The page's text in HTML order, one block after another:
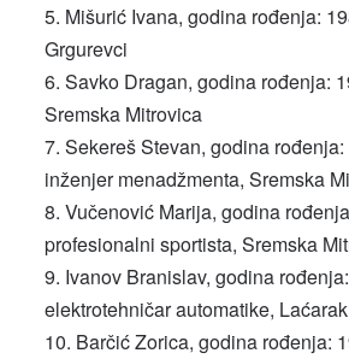
Mišurić Ivana, godina rođenja:
Grgurevci
Savko Dragan, godina rođenja:
Sremska Mitrovica
Sekereš Stevan, godina
inženjer menadžmenta, Sremska
Vučenović Marija, godina
profesionalni sportista, Sremska
Ivanov Branislav, godina
elektrotehničar automatike, Laćarak
Barčić Zorica, godina rođenja: